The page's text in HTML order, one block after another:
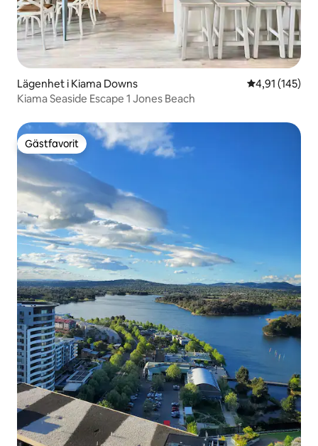
Lägenhet i Kiama Downs 4,91 av 5 i
4,91 (145)
Kiama Seaside Escape 1 Jones Beach
Gästfavorit
Gästfavorit